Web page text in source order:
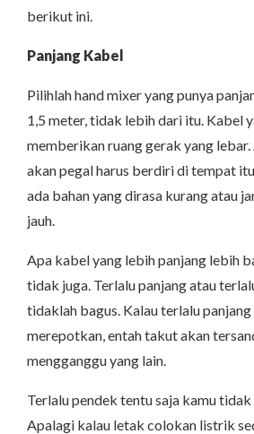
berikut ini.
Panjang Kabel
Pilihlah hand mixer yang punya
1,5 meter, tidak lebih dari itu. Kabel
memberikan ruang gerak yang
akan pegal harus berdiri di tempat
ada bahan yang dirasa kurang atau
jauh.
Apa kabel yang lebih panjang lebih
tidak juga. Terlalu panjang atau
tidaklah bagus. Kalau terlalu
merepotkan, entah takut akan
mengganggu yang lain.
Terlalu pendek tentu saja kamu
Apalagi kalau letak colokan listrik